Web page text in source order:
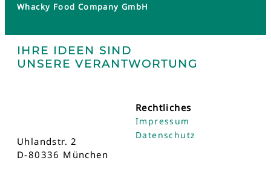
Whacky Food Company GmbH
IHRE IDEEN SIND
UNSERE VERANTWORTUNG
Uhlandstr. 2
D-80336 München
Rechtliches
Impressum
Datenschutz